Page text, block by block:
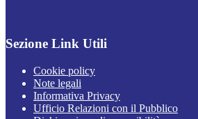
Sezione Link Utili
Cookie policy
Note legali
Informativa Privacy
Ufficio Relazioni con il Pubblico